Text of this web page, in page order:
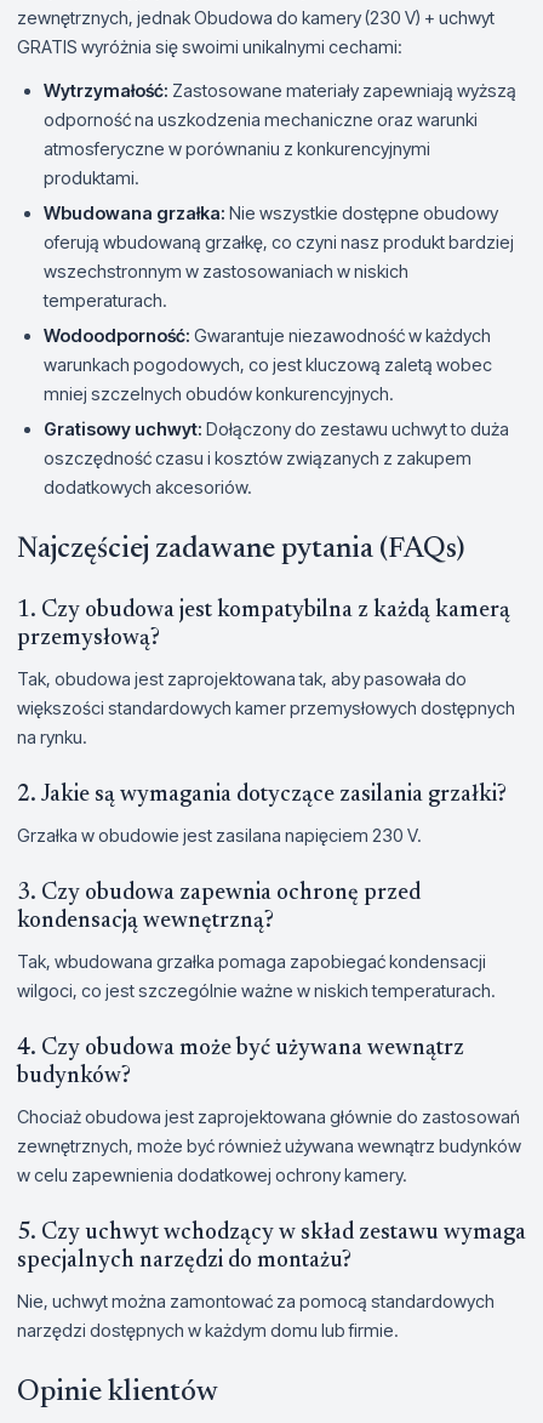
zewnętrznych, jednak Obudowa do kamery (230 V) + uchwyt
GRATIS wyróżnia się swoimi unikalnymi cechami:
Wytrzymałość: Zastosowane materiały zapewniają wyższą
odporność na uszkodzenia mechaniczne oraz warunki
atmosferyczne w porównaniu z konkurencyjnymi
produktami.
Wbudowana grzałka: Nie wszystkie dostępne obudowy
oferują wbudowaną grzałkę, co czyni nasz produkt bardziej
wszechstronnym w zastosowaniach w niskich
temperaturach.
Wodoodporność: Gwarantuje niezawodność w każdych
warunkach pogodowych, co jest kluczową zaletą wobec
mniej szczelnych obudów konkurencyjnych.
Gratisowy uchwyt: Dołączony do zestawu uchwyt to duża
oszczędność czasu i kosztów związanych z zakupem
dodatkowych akcesoriów.
Najczęściej zadawane pytania (FAQs)
1. Czy obudowa jest kompatybilna z każdą kamerą
przemysłową?
Tak, obudowa jest zaprojektowana tak, aby pasowała do
większości standardowych kamer przemysłowych dostępnych
na rynku.
2. Jakie są wymagania dotyczące zasilania grzałki?
Grzałka w obudowie jest zasilana napięciem 230 V.
3. Czy obudowa zapewnia ochronę przed
kondensacją wewnętrzną?
Tak, wbudowana grzałka pomaga zapobiegać kondensacji
wilgoci, co jest szczególnie ważne w niskich temperaturach.
4. Czy obudowa może być używana wewnątrz
budynków?
Chociaż obudowa jest zaprojektowana głównie do zastosowań
zewnętrznych, może być również używana wewnątrz budynków
w celu zapewnienia dodatkowej ochrony kamery.
5. Czy uchwyt wchodzący w skład zestawu wymaga
specjalnych narzędzi do montażu?
Nie, uchwyt można zamontować za pomocą standardowych
narzędzi dostępnych w każdym domu lub firmie.
Opinie klientów